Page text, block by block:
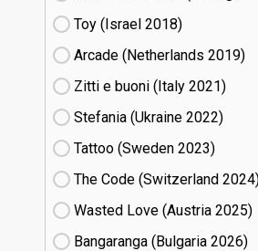
Toy (Israel
18)
Arcade (Netherlands
19)
Zitti e buoni​ (Italy
21)
Stefania (Ukraine
22)
Tattoo (Sweden
23)
The Code (Switzerland
Wasted Love (Austria
25)
Bangaranga (Bulgaria
26)